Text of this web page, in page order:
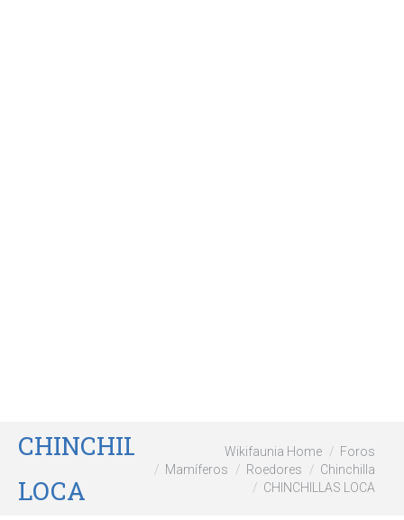
CHINCHILLAS
LOCA
Wikifaunia Home
Foros
Mamíferos
Roedores
Chinchilla
CHINCHILLAS LOCA